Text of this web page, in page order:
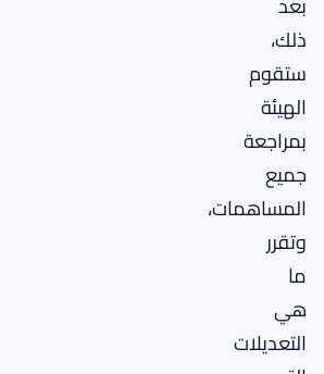
ذلك،
ستقوم
الهيئة
بمراجعة
جميع
المساهمات،
وتقرر
ما
هي
التعديلات